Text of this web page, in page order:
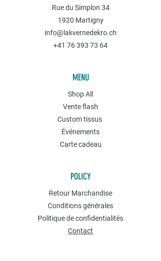
Rue du Simplon 34
1920 Martigny
info@lakvernedekro.ch
+41 76 393 73 64
MENU
Shop All
Vente flash
Custom tissus
Événements
Carte cadeau
POLICY
Retour Marchandise
Conditions générales
Politique de confidentialités
Contact